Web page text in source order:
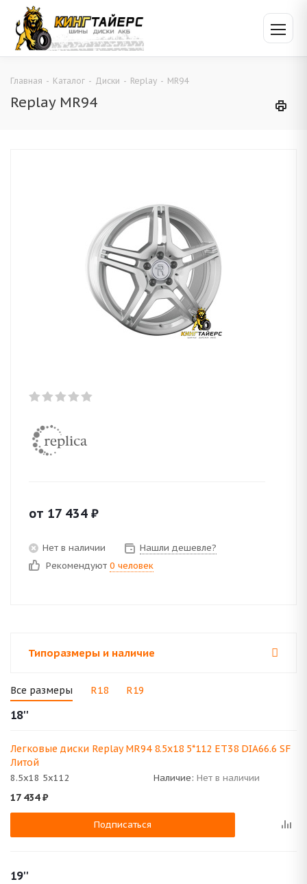
Главная - Каталог - Диски - Replay - MR94
Replay MR94
от 17 434 ₽
Нет в наличии
Нашли дешевле?
Рекомендуют 0 человек
Типоразмеры и наличие
Все размеры R18 R19
18''
Легковые диски Replay MR94 8.5x18 5*112 ET38 DIA66.6 SF
Литой
8.5x18 5x112 Наличие: Нет в наличии
17 434₽
Подписаться
19''